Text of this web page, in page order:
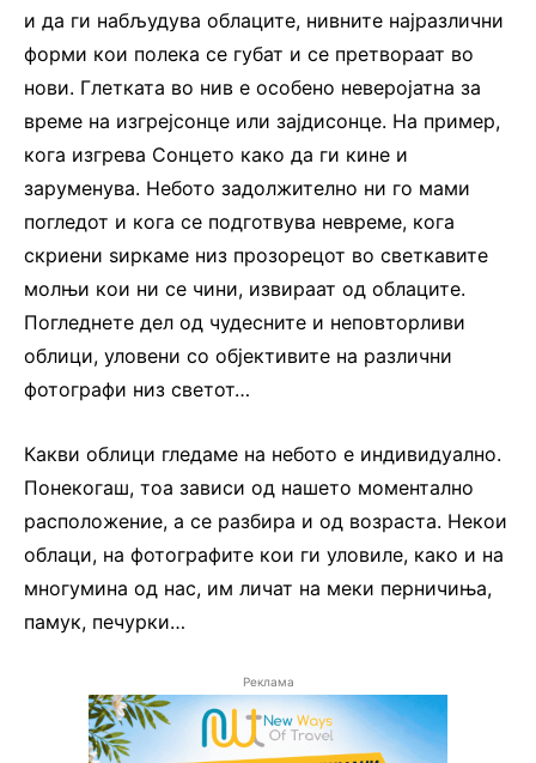
и да ги набљудува облаците, нивните најразлични
форми кои полека се губат и се претвораат во
нови. Глетката во нив е особено неверојатна за
време на изгрејсонце или зајдисонце. На пример,
кога изгрева Сонцето како да ги кине и
заруменува. Небото задолжително ни го мами
погледот и кога се подготвува невреме, кога
скриени ѕиркаме низ прозорецот во светкавите
молњи кои ни се чини, извираат од облаците.
Погледнете дел од чудесните и неповторливи
облици, уловени со објективите на различни
фотографи низ светот…
Какви облици гледаме на небото е индивидуално.
Понекогаш, тоа зависи од нашето моментално
расположение, а се разбира и од возраста. Некои
облаци, на фотографите кои ги уловиле, како и на
многумина од нас, им личат на меки перничиња,
памук, печурки…
Реклама